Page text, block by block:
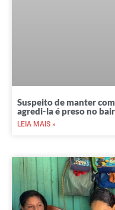
Suspeito de manter
agredi-la é preso no
LEIA MAIS »